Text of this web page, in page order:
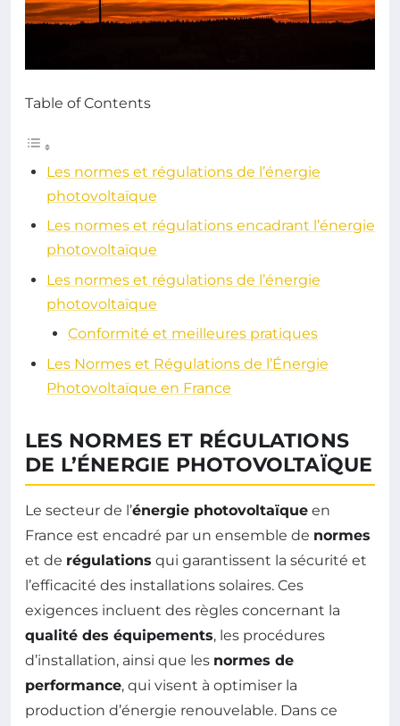
Table of Contents
Les normes et régulations de l’énergie
photovoltaïque
Les normes et régulations encadrant l’énergie
photovoltaïque
Les normes et régulations de l’énergie
photovoltaïque
Conformité et meilleures pratiques
Les Normes et Régulations de l’Énergie
Photovoltaïque en France
LES NORMES ET RÉGULATIONS
DE L’ÉNERGIE PHOTOVOLTAÏQUE
Le secteur de l’énergie photovoltaïque en
France est encadré par un ensemble de normes
et de régulations qui garantissent la sécurité et
l’efficacité des installations solaires. Ces
exigences incluent des règles concernant la
qualité des équipements, les procédures
d’installation, ainsi que les normes de
performance, qui visent à optimiser la
production d’énergie renouvelable. Dans ce